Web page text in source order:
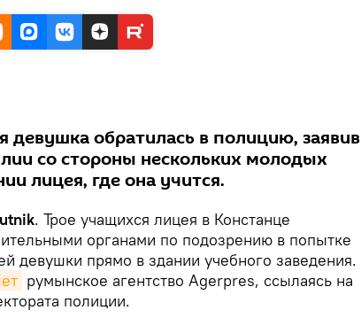
девушка обратилась в полицию, заявив
со стороны нескольких молодых
лицея, где она учится.
. Трое учащихся лицея в Констанце
органами по подозрению в попытке
девушки прямо в здании учебного заведения.
румынское агентство Agerpres, ссылаясь на
полиции.